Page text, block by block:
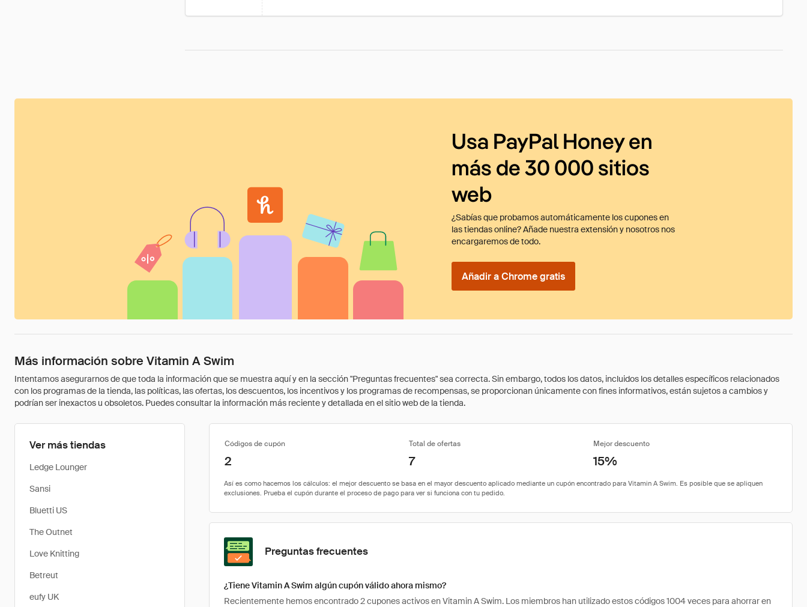
Usa PayPal Honey en
más de 30 000 sitios
web
¿Sabías que probamos automáticamente los cupones en
las tiendas online? Añade nuestra extensión y nosotros nos
encargaremos de todo.
Añadir a Chrome gratis
Más información sobre Vitamin A Swim
Intentamos asegurarnos de que toda la información que se muestra aquí y en la sección "Preguntas frecuentes" sea correcta. Sin embargo, todos los datos, incluidos los detalles específicos relacionados
con los programas de la tienda, las políticas, las ofertas, los descuentos, los incentivos y los programas de recompensas, se proporcionan únicamente con fines informativos, están sujetos a cambios y
podrían ser inexactos u obsoletos. Puedes consultar la información más reciente y detallada en el sitio web de la tienda.
Ver más tiendas
Ledge Lounger
Sansi
Bluetti US
The Outnet
Love Knitting
Betreut
eufy UK
Códigos de cupón Total de ofertas Mejor descuento
2 7 15%
Preguntas frecuentes
¿Tiene Vitamin A Swim algún cupón válido ahora mismo?
Recientemente hemos encontrado 2 cupones activos en Vitamin A Swim. Los miembros han utilizado estos códigos 1004 veces para ahorrar en